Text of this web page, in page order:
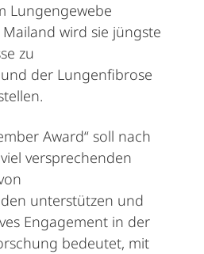
Lungengewebe
wird sie jüngste
zu
der Lungenfibrose
Award“ soll nach
versprechenden
unterstützen und
Engagement in der
bedeutet, mit